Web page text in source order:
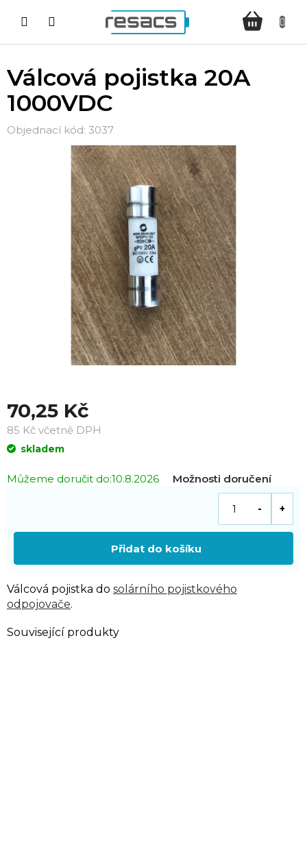
NÁKUPNÍ
KOŠÍK
Válcová pojistka 20A
1000VDC
3037
70,25 Kč
85 Kč včetně DPH
Měrná
skladem
Můžeme doručit do:10.8.2026 Možnosti doručení
Přidat do košíku
Válcová pojistka do solárního pojistkového
odpojovače.